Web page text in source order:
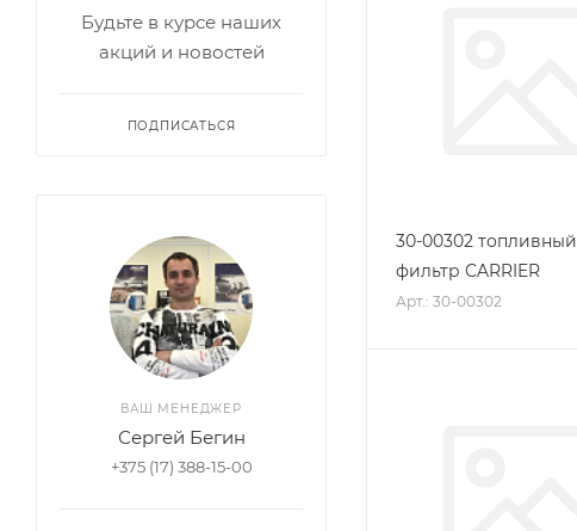
30-00302 топливный
фильтр CARRIER
Арт.: 30-00302
Будьте в курсе наших
акций и новостей
ПОДПИСАТЬСЯ
ВАШ МЕНЕДЖЕР
Сергей Бегин
+375 (17) 388-15-00